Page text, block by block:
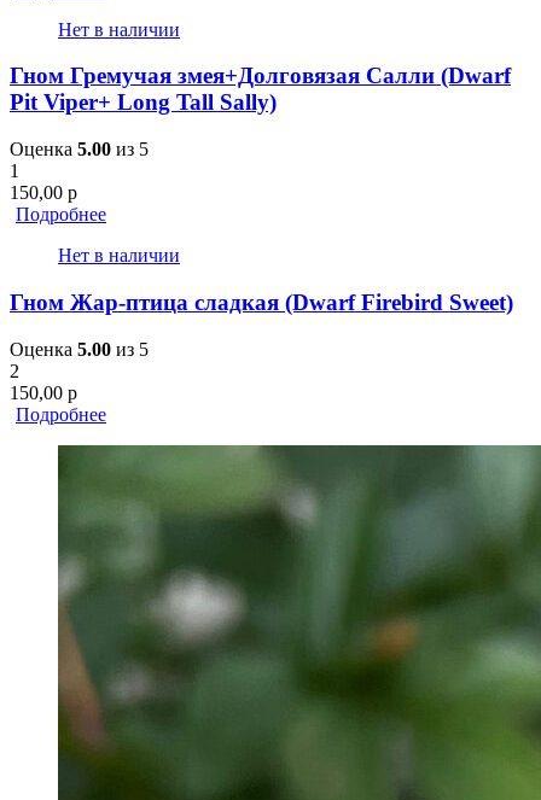
Нет в наличии
Гном Гремучая змея+Долговязая Салли (Dwarf
Pit Viper+ Long Tall Sally)
Оценка 5.00 из 5
1
150,00 р
Подробнее
Нет в наличии
Гном Жар-птица сладкая (Dwarf Firebird Sweet)
Оценка 5.00 из 5
2
150,00 р
Подробнее